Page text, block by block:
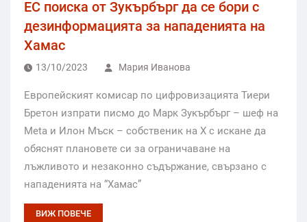
ЕС поиска от Зукърбърг да се бори с
дезинформацията за нападенията на
Хамас
13/10/2023 Мария Иванова
Европейският комисар по цифровизацията Тиери
Бретон изпрати писмо до Марк Зукърбърг – шеф на
Meta и Илон Мъск – собственик на X с искане да
обяснят плановете си за ограничаване на
лъжливото и незаконно съдържание, свързано с
нападенията на “Хамас”
ВИЖ ПОВЕЧЕ